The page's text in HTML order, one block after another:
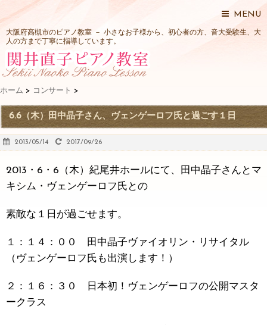
MENU
大阪府高槻市のピアノ教室 － 小さなお子様から、初心者の方、音大受験生、大
人の方まで丁寧に指導しています。
ホーム > コンサート >
6.6（木）田中晶子さん、ヴェンゲーロフ氏と過ごす１日
2013/05/14 2017/09/26
2013・6・6（木）紀尾井ホールにて、田中晶子さんとマ
キシム・ヴェンゲーロフ氏との
素敵な１日が過ごせます。
１：１４：００ 田中晶子ヴァイオリン・リサイタル
（ヴェンゲーロフ氏も出演します！）
２：１６：３０ 日本初！ヴェンゲーロフの公開マスタ
ークラス